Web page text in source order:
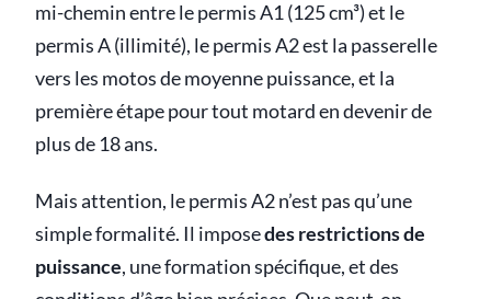
mi-chemin entre le permis A1 (125 cm³) et le
permis A (illimité), le permis A2 est la passerelle
vers les motos de moyenne puissance, et la
première étape pour tout motard en devenir de
plus de 18 ans.
Mais attention, le permis A2 n’est pas qu’une
simple formalité. Il imposedes restrictions de
puissance, une formation spécifique, et des